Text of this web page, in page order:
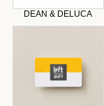
DEAN & DELUCA